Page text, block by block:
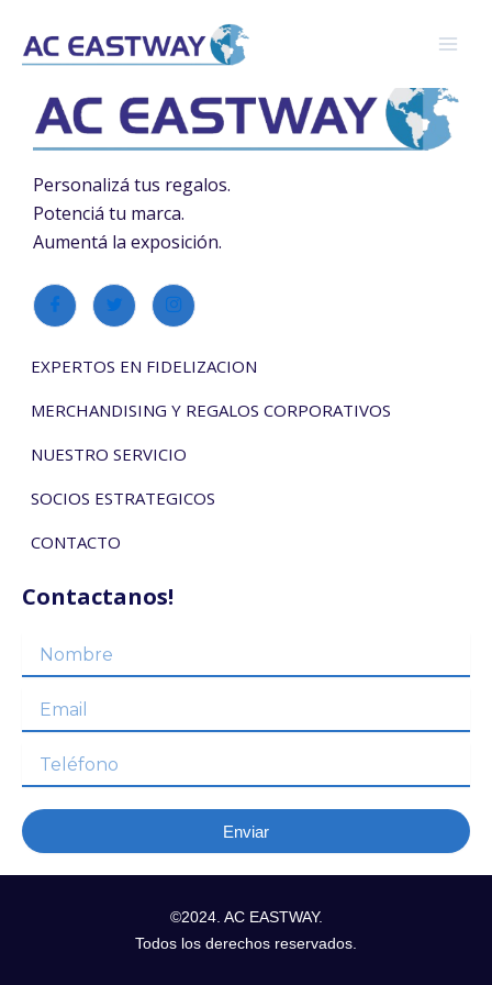
contenido
Personalizá tus regalos.
Potenciá tu marca.
Aumentá la exposición.
EXPERTOS EN FIDELIZACION
MERCHANDISING Y REGALOS CORPORATIVOS
NUESTRO SERVICIO
SOCIOS ESTRATEGICOS
CONTACTO
Contactanos!
Nombre
Email
Teléfono
Enviar
©2024. AC EASTWAY.
Todos los derechos reservados.